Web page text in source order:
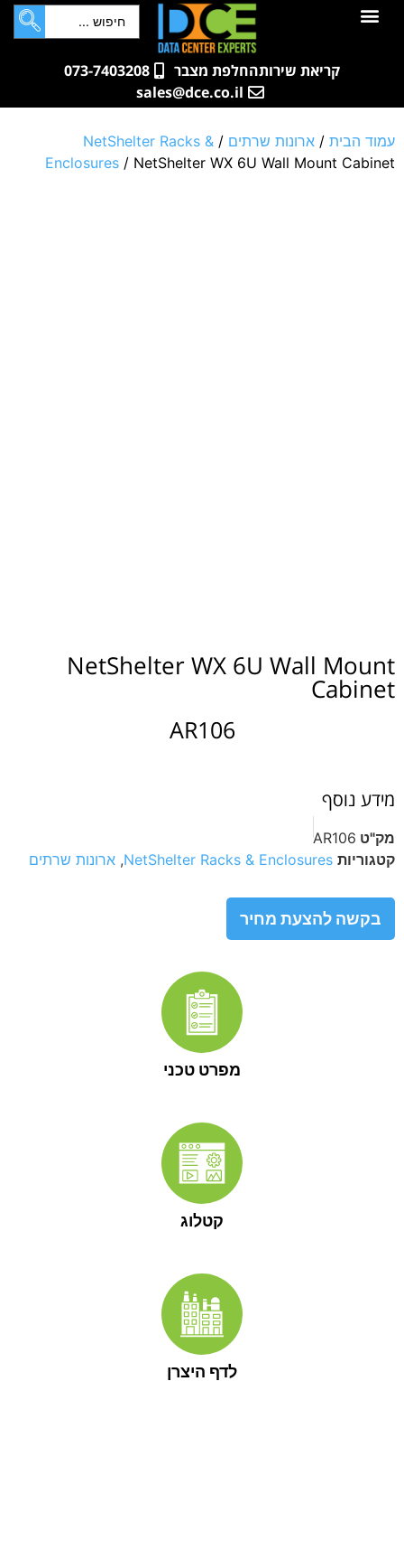
לתוכן
קריאת שירותהחלפת מצבר
073-7403208
sales@dce.co.il
עמוד הבית / ארונות שרתים /
NetShelter Racks &
Enclosures / NetShelter WX 6U Wall Mount Cabinet
NetShelter WX 6U Wall Mount
Cabinet
AR106
מידע נוסף
מק"ט AR106
קטגוריות NetShelter Racks & Enclosures
, ארונות שרתים
בקשה להצעת מחיר
מפרט טכני
קטלוג
לדף היצרן